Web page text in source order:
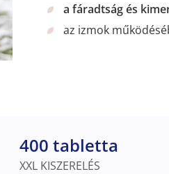
a fáradtság és
az izmok
400 tabletta
XXL KISZERELÉS